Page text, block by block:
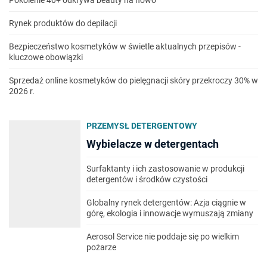
Rynek produktów do depilacji
Bezpieczeństwo kosmetyków w świetle aktualnych przepisów -
kluczowe obowiązki
Sprzedaż online kosmetyków do pielęgnacji skóry przekroczy 30% w
2026 r.
PRZEMYSŁ DETERGENTOWY
Wybielacze w detergentach
Surfaktanty i ich zastosowanie w produkcji
detergentów i środków czystości
Globalny rynek detergentów: Azja ciągnie w
górę, ekologia i innowacje wymuszają zmiany
Aerosol Service nie poddaje się po wielkim
pożarze